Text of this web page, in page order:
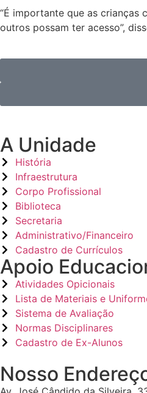
“É importante que as crianças
outros possam ter acesso”,
A Unidade
História
Infraestrutura
Corpo Profissional
Biblioteca
Secretaria
Administrativo/Financeiro
Cadastro de Currículos
Apoio
Atividades Opicionais
Lista de Materiais e
Sistema de Avaliação
Normas Disciplinares
Cadastro de Ex-Alunos
Nosso